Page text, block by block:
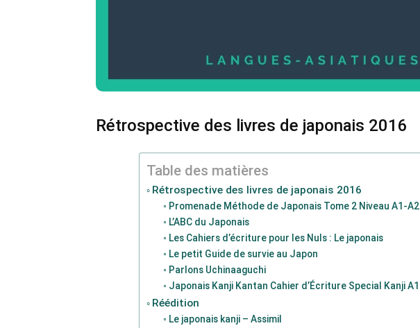
Rétrospective des livres de japonais 2016
Table des matières
Rétrospective des livres de japonais 2016
Promenade Méthode de Japonais Tome 2 Niveau A1-A2
L’ABC du Japonais
Les Cahiers d’écriture pour les Nuls : Le japonais
Le petit Guide de survie au Japon
Parlons Uchinaaguchi
Japonais Kanji Kantan Cahier d’Écriture Special Kanji A1
Réédition
Le japonais kanji – Assimil